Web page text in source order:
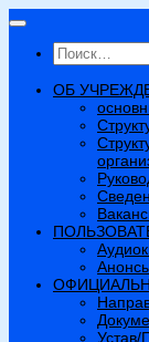
Перейти
содержимому
Найти:
ОБ
Устав/